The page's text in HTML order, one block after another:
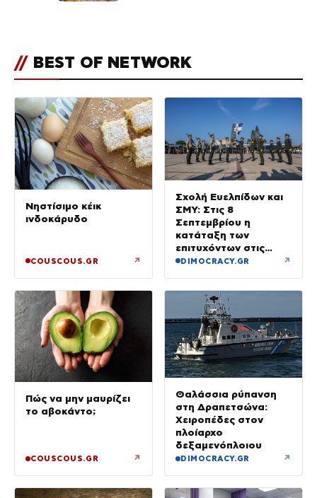
// BEST OF NETWORK
Νηστίσιμο κέικ
ινδοκάρυδο
COUSCOUS.GR ↗
Σχολή Ευελπίδων και
ΣΜΥ: Στις 8
Σεπτεμβρίου η
κατάταξη των
επιτυχόντων στις
Στρατιωτικές Σχολές
DIMOCRACY.GR ↗
Πώς να μην μαυρίζει
το αβοκάντο;
COUSCOUS.GR ↗
Θαλάσσια ρύπανση
στη Δραπετσώνα:
Χειροπέδες στον
πλοίαρχο
δεξαμενόπλοιου
DIMOCRACY.GR ↗